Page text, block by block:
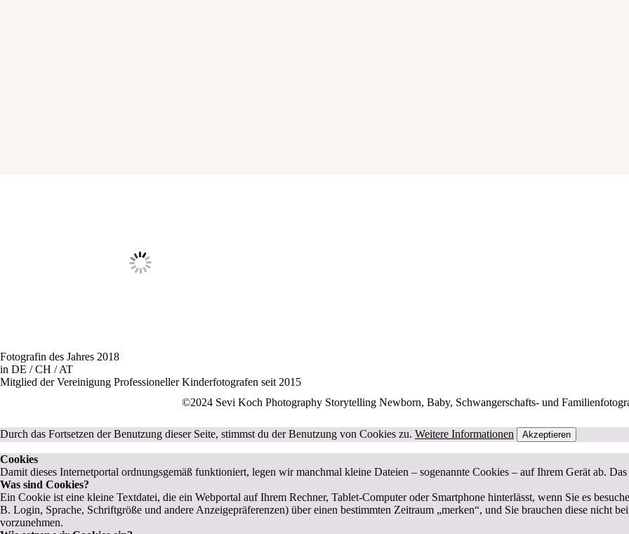
Fotografin des Jahres 2018
in DE / CH / AT
Mitglied der Vereinigung Professioneller Kinderfotografen seit 2015
©2024 Sevi Koch Photography Storytelling Newborn, Baby, Schwangerschafts- und
Durch das Fortsetzen der Benutzung dieser Seite, stimmst du der Benutzung von Cookies zu. Weitere Informationen Akzeptieren
Cookies
Damit dieses Internetportal ordnungsgemäß funktioniert, legen wir manchmal kleine Dateien – sogenannte Cookies – auf Ihrem Gerät ab.
Was sind Cookies?
Ein Cookie ist eine kleine Textdatei, die ein Webportal auf Ihrem Rechner, Tablet-Computer oder Smartphone hinterlässt, wenn Sie es
B. Login, Sprache, Schriftgröße und andere Anzeigepräferenzen) über einen bestimmten Zeitraum „merken“, und Sie brauchen diese nicht
vorzunehmen.